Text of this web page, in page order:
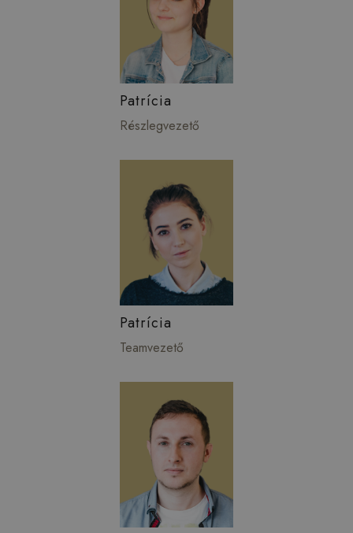
Patrícia
Részlegvezető
Patrícia
Teamvezető